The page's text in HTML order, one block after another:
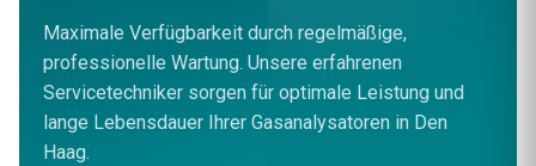
Maximale Verfügbarkeit durch regelmäßige,
professionelle Wartung. Unsere erfahrenen
Servicetechniker sorgen für optimale Leistung und
lange Lebensdauer Ihrer Gasanalysatoren in Den
Haag.